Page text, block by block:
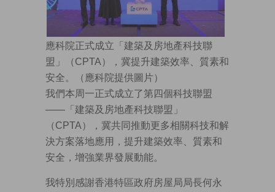
應科院正式成立「建築及房地產科技聯
盟」（CPTA），冀提升建築效率、質素和
安全。（應科院提供圖片）
我們本周一正式成立了第四個科技聯盟
——「建築及房地產科技聯盟」
（CPTA），冀共同推動更多相關科技和解
決方案落地應用，提升建築效率、質素和
安全，增強業界發展動能。
我特別感謝香港特區政府房屋局局長何永